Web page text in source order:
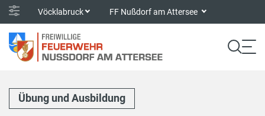
Vöcklabruck FF Nußdorf am Attersee
Übung und Ausbildung